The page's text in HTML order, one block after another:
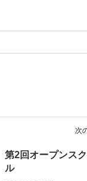
次
第2回オープンス
ル